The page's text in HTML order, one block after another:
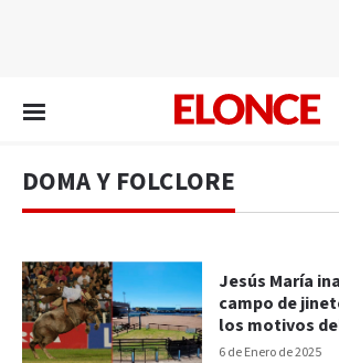
DOMA Y FOLCLORE
6 de Enero de 2025
Jesús María
campo de
los motivos